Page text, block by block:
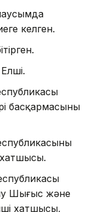
келген.
басқармасының
хатшысы.
Шығыс және
хатшысы,